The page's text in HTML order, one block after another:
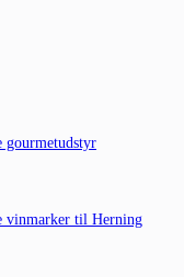
gourmetudstyr
vinmarker til Herning